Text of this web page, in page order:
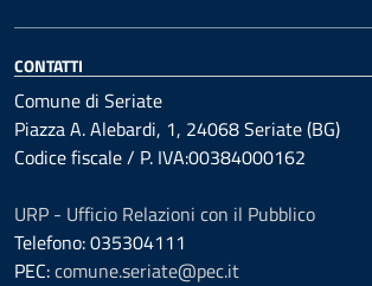
CONTATTI
Comune di Seriate
Piazza A. Alebardi, 1, 24068 Seriate (BG)
Codice fiscale / P. IVA:00384000162
URP - Ufficio Relazioni con il Pubblico
Telefono: 035304111
PEC:comune.seriate@pec.it